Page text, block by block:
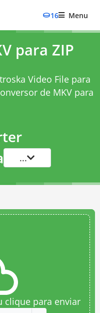
16 Menu
para ZIP
Video File para
de MKV para
...
clique para enviar